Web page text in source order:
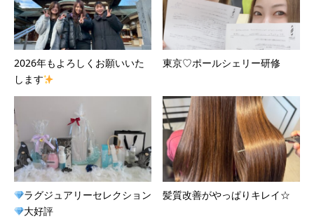
2026年もよろしくお願いいた
します
東京♡ポールシェリー研修
ラグジュアリーセレクション
大好評
髪質改善がやっぱりキレイ☆